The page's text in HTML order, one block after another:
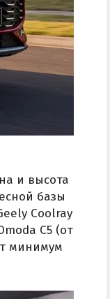
и высота
базы
Coolray
C5 (от
минимум